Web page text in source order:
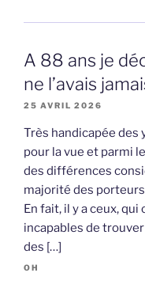
A 88 ans je
ne l’avais
25 AVRIL 2026
Très handicapée des
pour la vue et parmi
des différences
majorité des
En fait, il y a ceux,
incapables de
des […]
OH